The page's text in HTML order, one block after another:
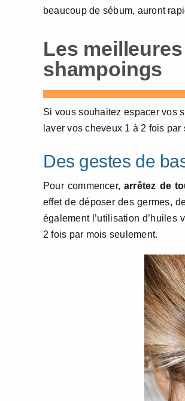
beaucoup de sébum, auront
Les
shampoings
Si vous souhaitez espacer vos
laver vos cheveux 1 à 2 fois
Des gestes de
Pour commencer,arrêtez de
effet de déposer des germes,
également l’utilisation
2 fois par mois seulement.